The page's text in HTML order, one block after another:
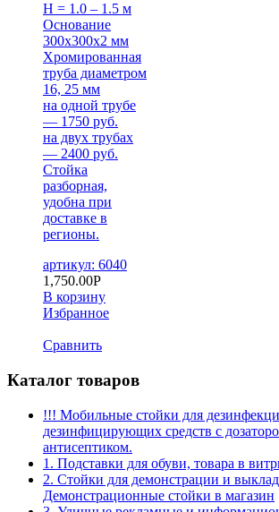
H = 1.0 – 1.5 м
Основание
300х300х2 мм
Хромированная
труба диаметром
16, 25 мм
на одной трубе
— 1750 руб.
на двух трубах
— 2400 руб.
Стойка
разборная,
удобна при
доставке в
регионы.
артикул: 6040
1,750.00Р
В корзину
Избранное
Сравнить
Каталог товаров
!!! Мобильные стойки для
дезинфицирующих средств с
антисептиком.
1. Подставки для обуви, товара в
2. Стойки для демонстрации и
Демонстрационные стойки в магазин